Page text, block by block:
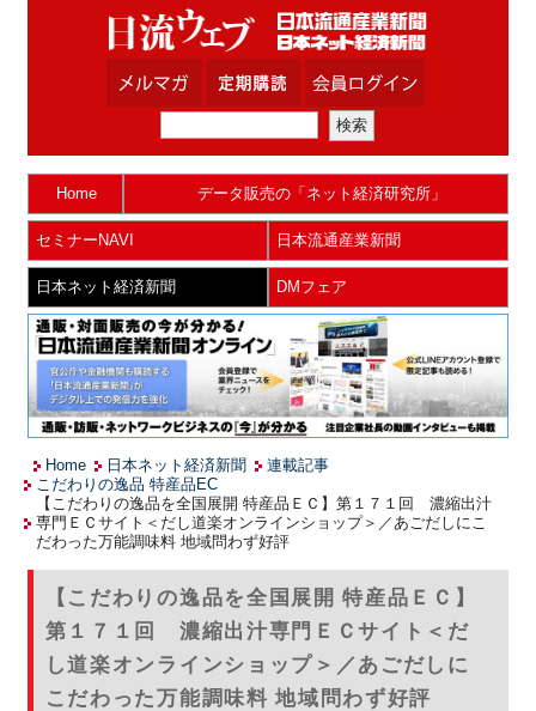
Home データ販売の「ネット経済研究所」
セミナーNAVI 日本流通産業新聞
日本ネット経済新聞 DMフェア
Home 日本ネット経済新聞
連載記事
こだわりの逸品 特産品EC
【こだわりの逸品を全国展開 特産品ＥＣ】第１７１回 濃縮出汁
専門ＥＣサイト＜だし道楽オンラインショップ＞／あごだしにこ
だわった万能調味料 地域問わず好評
【こだわりの逸品を全国展開 特産品ＥＣ】
第１７１回 濃縮出汁専門ＥＣサイト＜だ
し道楽オンラインショップ＞／あごだしに
こだわった万能調味料 地域問わず好評